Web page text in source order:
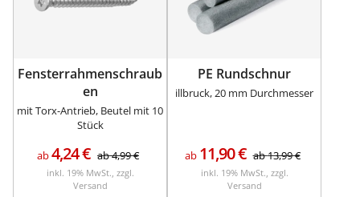
Fensterrahmenschraub
en
mit Torx-Antrieb, Beutel mit 10
Stück
ab4,24€ ab4,99€
inkl. 19% MwSt., zzgl.
Versand
PE Rundschnur
illbruck, 20 mm Durchmesser
ab 11,90€ ab13,99€
inkl. 19% MwSt., zzgl.
Versand